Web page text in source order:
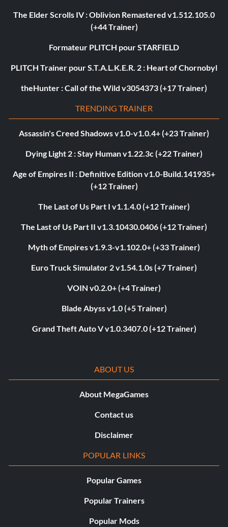
The Elder Scrolls IV : Oblivion Remastered v1.512.105.0
(+44 Trainer)
Formateur PLITCH pour STARFIELD
PLITCH Trainer pour S.T.A.L.K.E.R. 2 : Heart of Chornobyl
theHunter : Call of the Wild v3054373 (+17 Trainer)
TRENDING TRAINER
Assassin's Creed Shadows v1.0-v1.0.4+ (+23 Trainer)
Dying Light 2 : Stay Human v1.22.3c (+22 Trainer)
Age of Empires II : Definitive Edition v1.0-Build.141935+
(+12 Trainer)
The Last of Us Part I v1.1.4.0 (+12 Trainer)
The Last of Us Part II v1.3.10430.0406 (+12 Trainer)
Myth of Empires v1.9.3-v1.102.0+ (+33 Trainer)
Euro Truck Simulator 2 v1.54.1.0s (+7 Trainer)
VOIN v0.2.0+ (+4 Trainer)
Blade Abyss v1.0 (+5 Trainer)
Grand Theft Auto V v1.0.3407.0 (+12 Trainer)
ABOUT US
About MegaGames
Contact us
Disclaimer
POPULAR LINKS
Popular Games
Popular Trainers
Popular Mods